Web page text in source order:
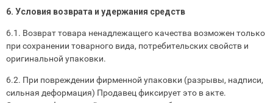
6. Условия возврата и удержания средств
6.1. Возврат товара ненадлежащего качества возможен только
при сохранении товарного вида, потребительских свойств и
оригинальной упаковки.
6.2. При повреждении фирменной упаковки (разрывы, надписи,
сильная деформация) Продавец фиксирует это в акте.